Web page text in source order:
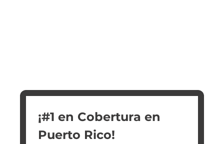
¡#1 en Cobertura en
Puerto Rico!